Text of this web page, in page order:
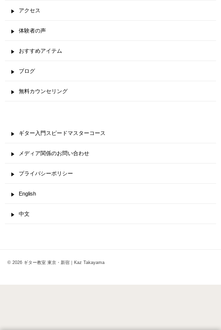
アクセス
体験者の声
おすすめアイテム
ブログ
無料カウンセリング
ギター入門スピードマスターコース
メディア関係のお問い合わせ
プライバシーポリシー
English
中文
© 2026 ギター教室 東京・新宿｜Kaz Takayama